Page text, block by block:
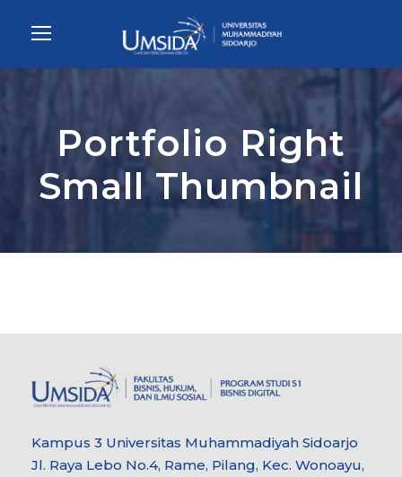
Portfolio Right
Small Thumbnail
Kampus 3 Universitas Muhammadiyah Sidoarjo
Jl. Raya Lebo No.4, Rame, Pilang, Kec. Wonoayu,